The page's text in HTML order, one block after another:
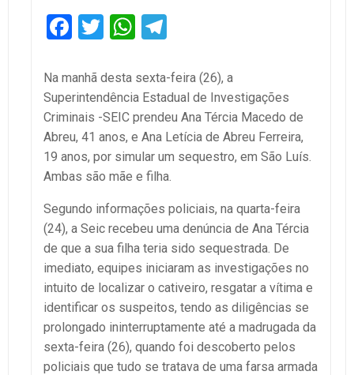
Facebook
TwitterWhatsApp
Na manhã desta sexta-feira (26), a
Superintendência Estadual de Investigações
Criminais -SEIC prendeu Ana Tércia Macedo de
Abreu, 41 anos, e Ana Letícia de Abreu Ferreira,
19 anos, por simular um sequestro, em São Luís.
Ambas são mãe e filha.
Segundo informações policiais, na quarta-feira
(24), a Seic recebeu uma denúncia de Ana Tércia
de que a sua filha teria sido sequestrada. De
imediato, equipes iniciaram as investigações no
intuito de localizar o cativeiro, resgatar a vítima e
identificar os suspeitos, tendo as diligências se
prolongado ininterruptamente até a madrugada da
sexta-feira (26), quando foi descoberto pelos
policiais que tudo se tratava de uma farsa armada